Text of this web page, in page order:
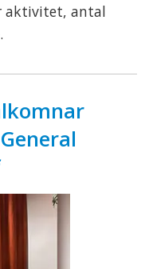
aktivitet, antal